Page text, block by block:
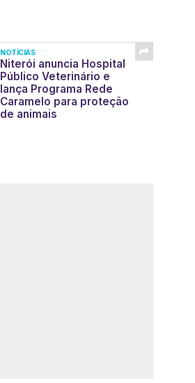
NOTÍCIAS
Niterói anuncia Hospital
Público Veterinário e
lança Programa Rede
Caramelo para proteção
de animais